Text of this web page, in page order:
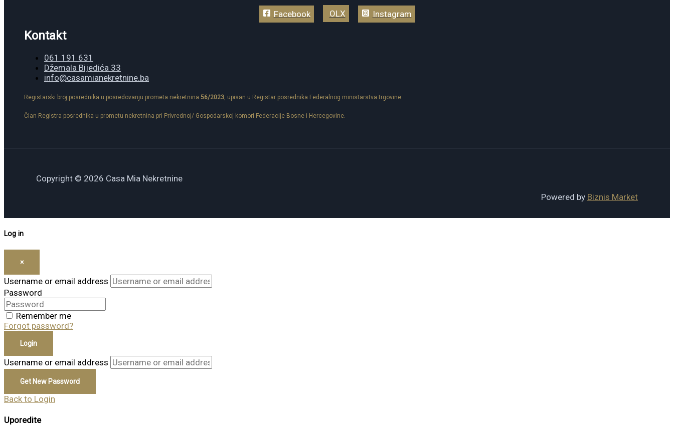
Facebook
OLX Instagram
Kontakt
061 191 631
Džemala Bijedića 33
info@casamianekretnine.ba
Registarski broj posrednika u posredovanju prometa nekretnina 56/2023 , upisan u Registar posrednika Federalnog ministarstva trgovine.
Član Registra posrednika u prometu nekretnina pri Privrednoj/ Gospodarskoj komori Federacije Bosne i Hercegovine.
Copyright © 2026 Casa Mia Nekretnine
Powered by Biznis Market
Log in
×
Username or email address
Password
Remember me
Forgot password?
Login
Username or email address
Get New Password
Back to Login
Uporedite